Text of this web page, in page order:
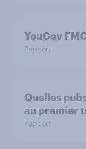
YouGov
Rapport
Quelles
au premier
Rapport